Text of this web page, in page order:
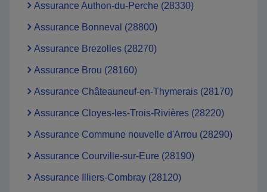
Assurance Authon-du-Perche (28330)
Assurance Bonneval (28800)
Assurance Brezolles (28270)
Assurance Brou (28160)
Assurance Châteauneuf-en-Thymerais (28170)
Assurance Cloyes-les-Trois-Rivières (28220)
Assurance Commune nouvelle d'Arrou (28290)
Assurance Courville-sur-Eure (28190)
Assurance Illiers-Combray (28120)